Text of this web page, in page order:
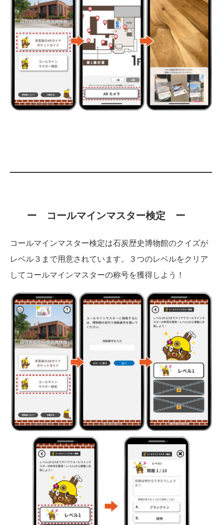
ー コールマインマスター検定 ー
コールマインマスター検定は石炭歴史博物館のクイズが
レベル３まで用意されています。３つのレベルをクリア
してコールマインマスターの称号を獲得しよう！